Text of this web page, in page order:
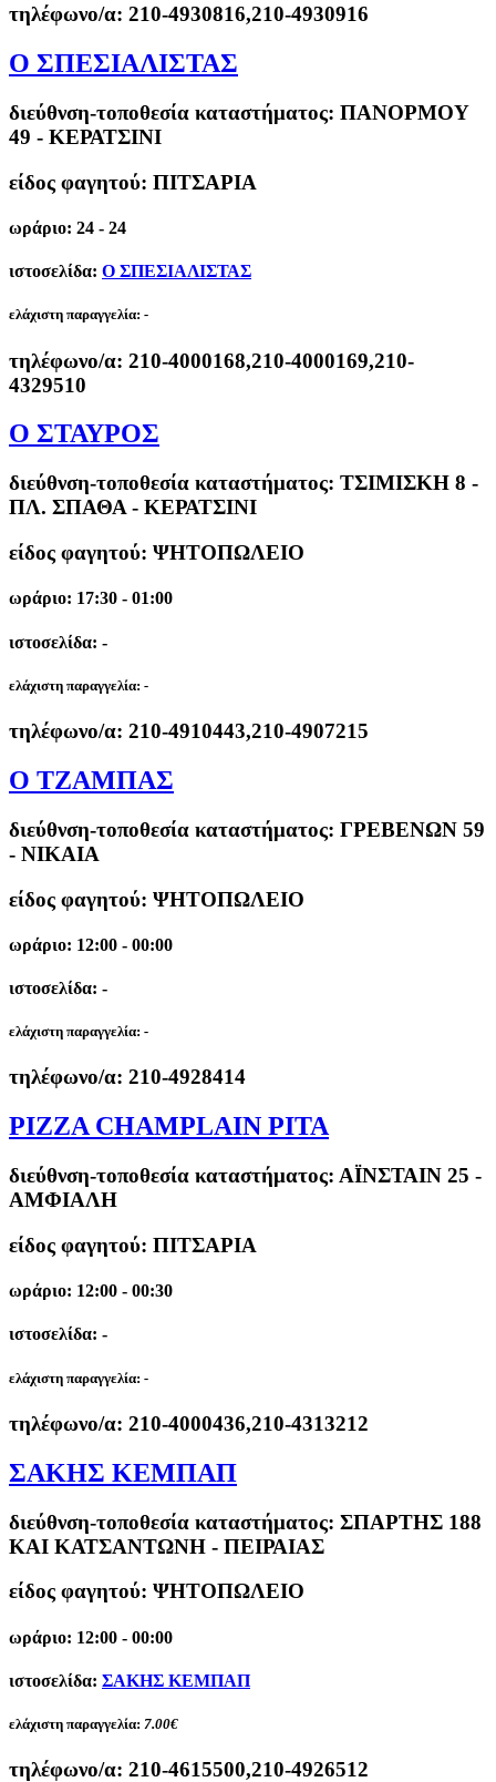
τηλέφωνο/α: 210-4930816,210-4930916
Ο ΣΠΕΣΙΑΛΙΣΤΑΣ
διεύθνση-τοποθεσία καταστήματος: ΠΑΝΟΡΜΟΥ
49 - ΚΕΡΑΤΣΙΝΙ
είδος φαγητού: ΠΙΤΣΑΡΙΑ
ωράριο: 24 - 24
ιστοσελίδα: Ο ΣΠΕΣΙΑΛΙΣΤΑΣ
ελάχιστη παραγγελία: -
τηλέφωνο/α: 210-4000168,210-4000169,210-
4329510
Ο ΣΤΑΥΡΟΣ
διεύθνση-τοποθεσία καταστήματος: ΤΣΙΜΙΣΚΗ 8 -
ΠΛ. ΣΠΑΘΑ - ΚΕΡΑΤΣΙΝΙ
είδος φαγητού: ΨΗΤΟΠΩΛΕΙΟ
ωράριο: 17:30 - 01:00
ιστοσελίδα: -
ελάχιστη παραγγελία: -
τηλέφωνο/α: 210-4910443,210-4907215
Ο ΤΖΑΜΠΑΣ
διεύθνση-τοποθεσία καταστήματος: ΓΡΕΒΕΝΩΝ 59
- ΝΙΚΑΙΑ
είδος φαγητού: ΨΗΤΟΠΩΛΕΙΟ
ωράριο: 12:00 - 00:00
ιστοσελίδα: -
ελάχιστη παραγγελία: -
τηλέφωνο/α: 210-4928414
PIZZA CHAMPLAIN PITA
διεύθνση-τοποθεσία καταστήματος: ΑΪΝΣΤΑΙΝ 25 -
ΑΜΦΙΑΛΗ
είδος φαγητού: ΠΙΤΣΑΡΙΑ
ωράριο: 12:00 - 00:30
ιστοσελίδα: -
ελάχιστη παραγγελία: -
τηλέφωνο/α: 210-4000436,210-4313212
ΣΑΚΗΣ ΚΕΜΠΑΠ
διεύθνση-τοποθεσία καταστήματος: ΣΠΑΡΤΗΣ 188
ΚΑΙ ΚΑΤΣΑΝΤΩΝΗ - ΠΕΙΡΑΙΑΣ
είδος φαγητού: ΨΗΤΟΠΩΛΕΙΟ
ωράριο: 12:00 - 00:00
ιστοσελίδα: ΣΑΚΗΣ ΚΕΜΠΑΠ
ελάχιστη παραγγελία: 7.00€
τηλέφωνο/α: 210-4615500,210-4926512